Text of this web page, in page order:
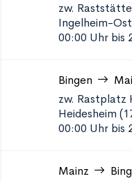
zw.
Ingelheim-
00:00 Uhr bis
Bingen
zw. Rastplatz
Heidesheim
00:00 Uhr bis
Mainz